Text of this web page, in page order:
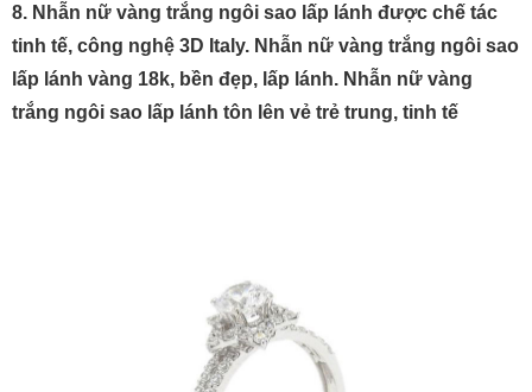
8. Nhẫn nữ vàng trắng ngôi sao lấp lánh được chế tác
tinh tế, công nghệ 3D Italy. Nhẫn nữ vàng trắng ngôi sao
lấp lánh vàng 18k, bền đẹp, lấp lánh. Nhẫn nữ vàng
trắng ngôi sao lấp lánh tôn lên vẻ trẻ trung, tinh tế